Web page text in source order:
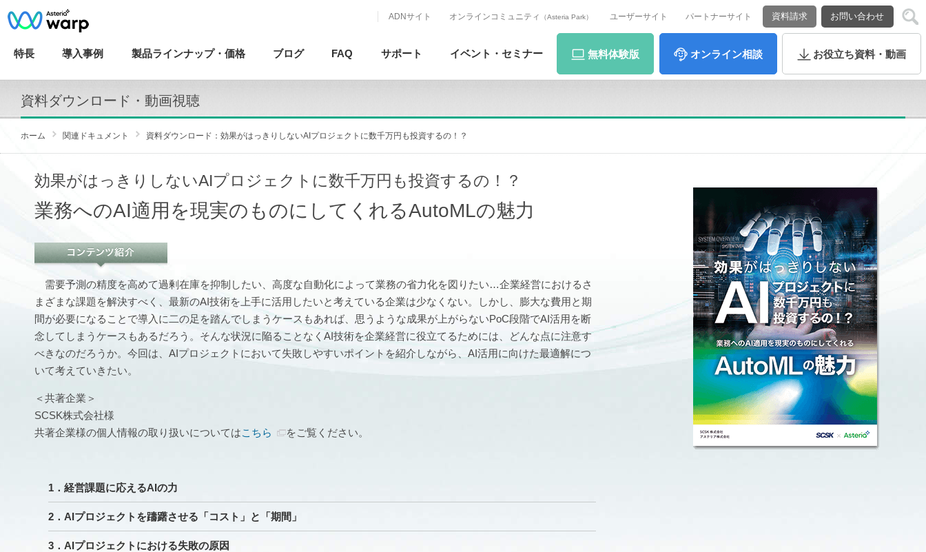
ADNサイト オンラインコミュニティ （Asteria Park） ユーザーサイト パートナーサイト 資料請求 お問い合わせ
特長 導入事例 製品ラインナップ・ 価格 ブログ FAQ サポート イベント・ セミナー 無料体験版 オンライン相談 お役立ち資料・動画
資料ダウンロード・動画視聴
ホーム 関連ドキュメント 資料ダウンロード：効果がはっきりしないAIプロジェクトに数千万円も投資するの！？
効果がはっきりしないAIプロジェクトに数千万円も投資するの！？
業務へのAI適用を現実のものにしてくれるAutoMLの魅力
需要予測の精度を高めて過剰在庫を抑制したい、高度な自動化によって業務の省力化を図りたい…企業経営におけるさ
まざまな課題を解決すべく、最新のAI技術を上手に活用したいと考えている企業は少なくない。しかし、膨大な費用と期
間が必要になることで導入に二の足を踏んでしまうケースもあれば、思うような成果が上がらないPoC段階でAI活用を断
念してしまうケースもあるだろう。そんな状況に陥ることなくAI技術を企業経営に役立てるためには、どんな点に注意す
べきなのだろうか。今回は、AIプロジェクトにおいて失敗しやすいポイントを紹介しながら、AI活用に向けた最適解につ
いて考えていきたい。
＜共著企業＞
SCSK株式会社様
共著企業様の個人情報の取り扱いについてはこちら をご覧ください。
1．経営課題に応えるAIの力
2．AIプロジェクトを躊躇させる「コスト」と「期間」
3．AIプロジェクトにおける失敗の原因